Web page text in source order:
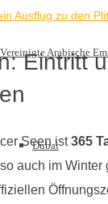
Vereinigte Arabische
Dubai
Ausflug zu den
Eintritt
Seen ist365
auch im Winter